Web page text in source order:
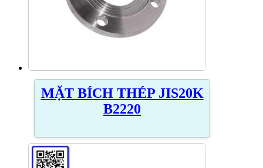
MẶT BÍCH THÉP JIS20K
B2220